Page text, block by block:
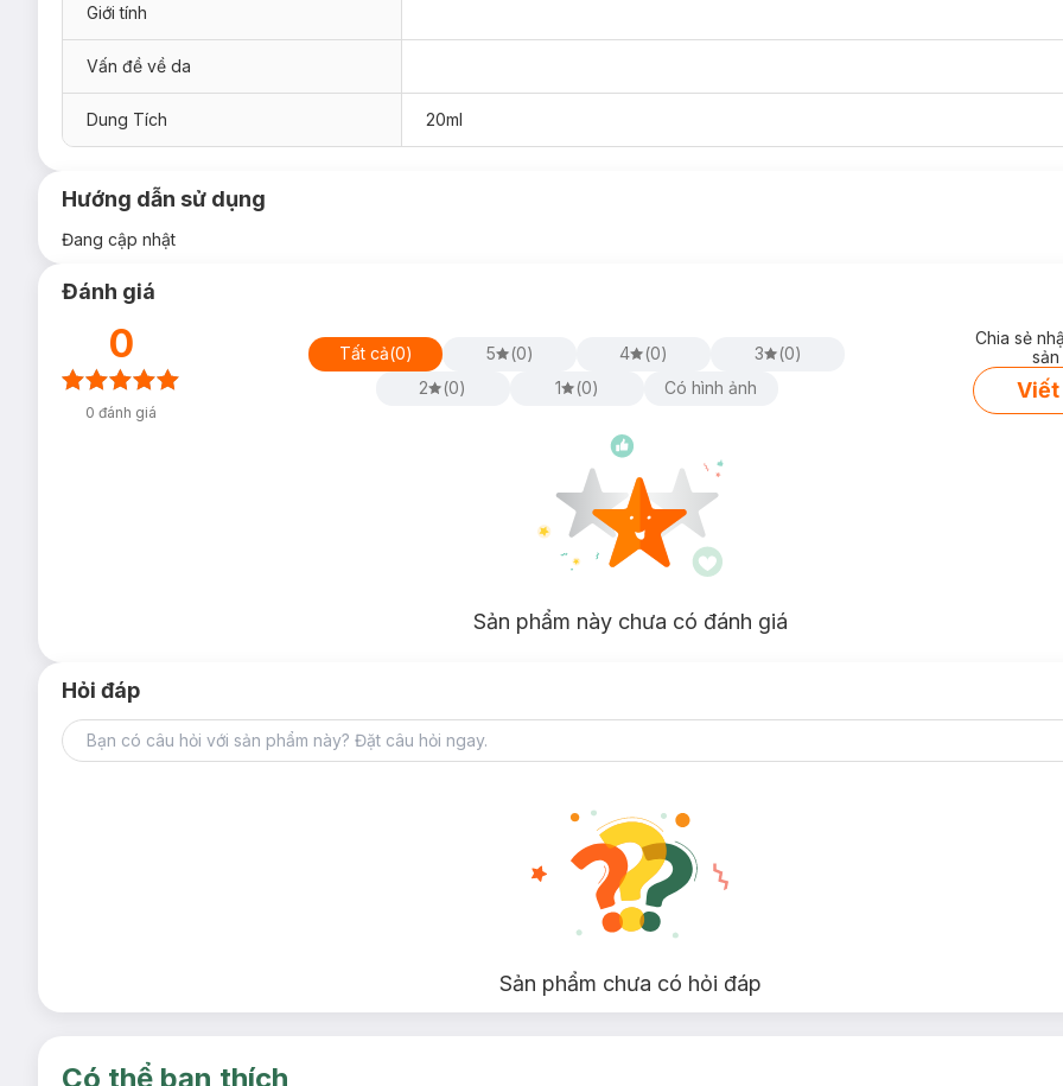
Giới tính
Vấn đề về da
Dung Tích 20ml
Hướng dẫn sử dụng
Đang cập nhật
Đánh giá
0
0 đánh giá
Tất cả(0) 5 (0) 4 (0) 3 (0)
2
(0) 1 (0) Có hình ảnh
Chia sẻ
Viết
Sản phẩm này chưa có đánh giá
Hỏi đáp
Sản phẩm chưa có hỏi đáp
Có thể bạn thích